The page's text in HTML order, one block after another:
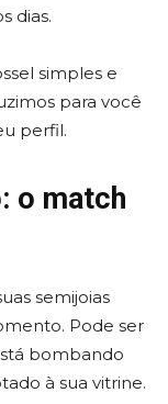
dias.
simples e
para você
perfil.
o match
semijoias
Pode ser
bombando
à sua vitrine.